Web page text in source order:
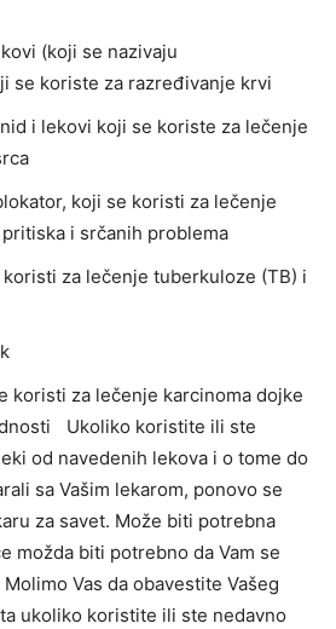
(koji se nazivaju
se koriste za razređivanje krvi
i lekovi koji se koriste za lečenje
koji se koristi za lečenje
i srčanih problema
za lečenje tuberkuloze (TB) i
koristi za lečenje karcinoma dojke
Ukoliko koristite ili ste
od navedenih lekova i o tome do
sa Vašim lekarom, ponovo se
za savet. Može biti potrebna
možda biti potrebno da Vam se
Vas da obavestite Vašeg
ukoliko koristite ili ste nedavno